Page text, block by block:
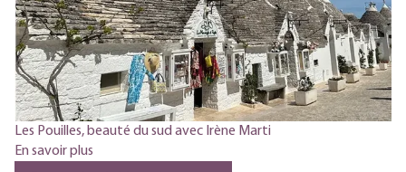
Les Pouilles, beauté du sud avec Irène Marti
En savoir plus